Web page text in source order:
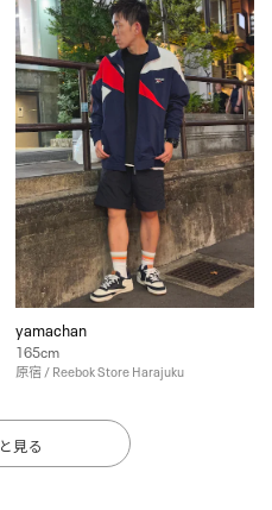
yamachan
165cm
原宿 / Reebok Store Harajuku
見る